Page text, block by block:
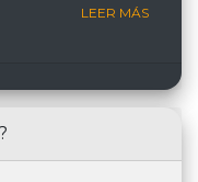
LEER MÁS